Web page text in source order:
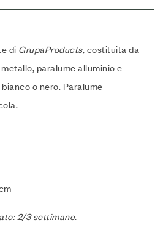
di GrupaProducts, costituita da
paralume alluminio e
o nero. Paralume
2/3 settimane.